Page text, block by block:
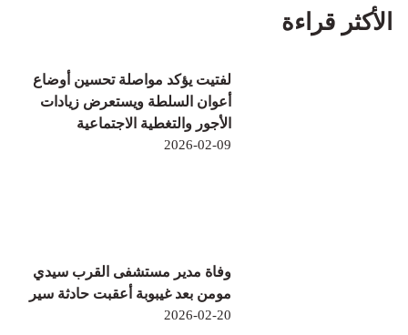
الأكثر قراءة
لفتيت يؤكد مواصلة تحسين أوضاع
أعوان السلطة ويستعرض زيادات
الأجور والتغطية الاجتماعية
2026-02-09
وفاة مدير مستشفى القرب سيدي
مومن بعد غيبوبة أعقبت حادثة سير
2026-02-20